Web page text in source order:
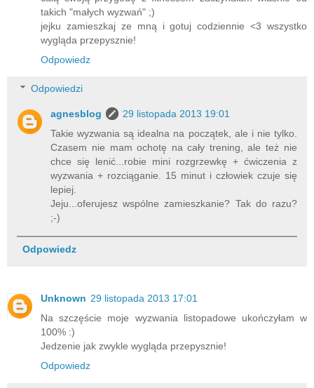
takich "małych wyzwań" ;)
jejku zamieszkaj ze mną i gotuj codziennie <3 wszystko
wygląda przepysznie!
Odpowiedz
Odpowiedzi
agnesblog
29 listopada 2013 19:01
Takie wyzwania są idealna na początek, ale i nie tylko.
Czasem nie mam ochotę na cały trening, ale też nie
chce się lenić...robie mini rozgrzewkę + ćwiczenia z
wyzwania + rozciąganie. 15 minut i człowiek czuje się
lepiej.
Jeju...oferujesz wspólne zamieszkanie? Tak do razu?
;-)
Odpowiedz
Unknown 29 listopada 2013 17:01
Na szczęście moje wyzwania listopadowe ukończyłam w
100% :)
Jedzenie jak zwykle wygląda przepysznie!
Odpowiedz